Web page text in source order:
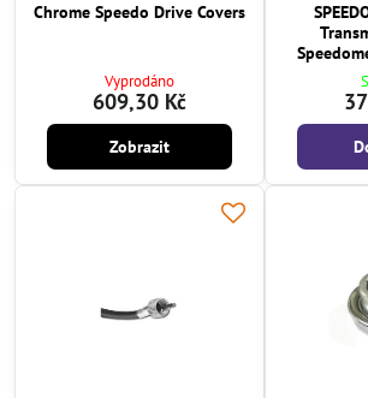
Chrome Speedo Drive Covers
Vyprodáno
609,30 Kč
Zobrazit